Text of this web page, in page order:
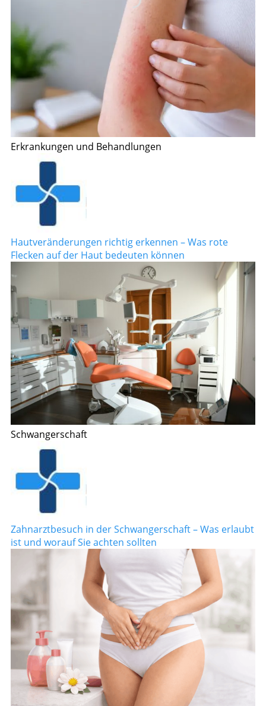
Erkrankungen und Behandlungen
Hautveränderungen richtig erkennen – Was rote
Flecken auf der Haut bedeuten können
Schwangerschaft
Zahnarztbesuch in der Schwangerschaft – Was erlaubt
ist und worauf Sie achten sollten